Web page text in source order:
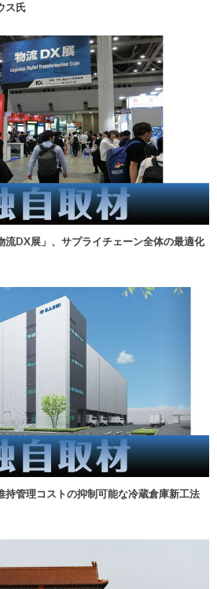
ス氏
流DX展」、サプライチェーン全体の最適化
持管理コストの抑制可能な冷蔵倉庫新工法